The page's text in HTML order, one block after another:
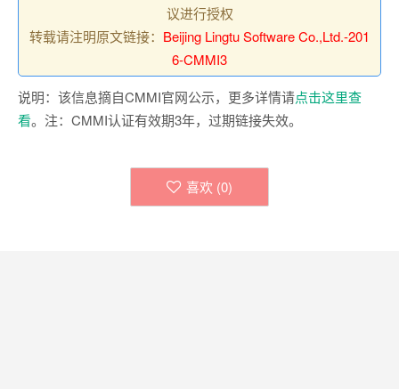
议进行授权
转载请注明原文链接： Beijing Lingtu Software Co.,Ltd.-201
6-CMMI3
说明：该信息摘自CMMI官网公示，更多详情请点击这里查
看。注：CMMI认证有效期3年，过期链接失效。
喜欢 (0)